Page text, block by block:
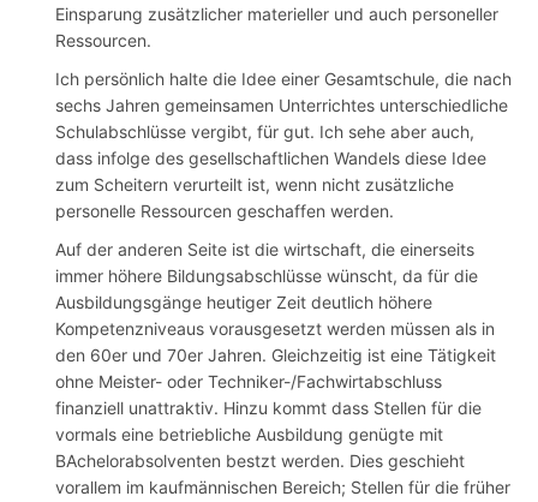
Einsparung zusätzlicher materieller und auch personeller
Ressourcen.
Ich persönlich halte die Idee einer Gesamtschule, die nach
sechs Jahren gemeinsamen Unterrichtes unterschiedliche
Schulabschlüsse vergibt, für gut. Ich sehe aber auch,
dass infolge des gesellschaftlichen Wandels diese Idee
zum Scheitern verurteilt ist, wenn nicht zusätzliche
personelle Ressourcen geschaffen werden.
Auf der anderen Seite ist die wirtschaft, die einerseits
immer höhere Bildungsabschlüsse wünscht, da für die
Ausbildungsgänge heutiger Zeit deutlich höhere
Kompetenzniveaus vorausgesetzt werden müssen als in
den 60er und 70er Jahren. Gleichzeitig ist eine Tätigkeit
ohne Meister- oder Techniker-/Fachwirtabschluss
finanziell unattraktiv. Hinzu kommt dass Stellen für die
vormals eine betriebliche Ausbildung genügte mit
BAchelorabsolventen bestzt werden. Dies geschieht
vorallem im kaufmännischen Bereich; Stellen für die früher